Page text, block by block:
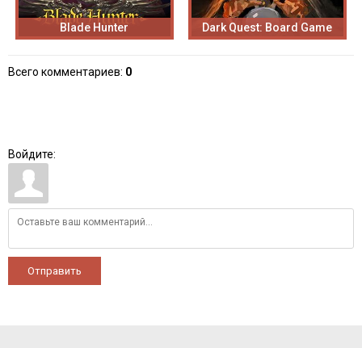
Blade Hunter Dark Quest: Board Game
Всего комментариев: 0
Войдите:
Отправить